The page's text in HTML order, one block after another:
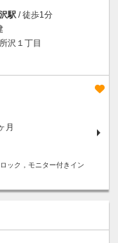
駅 / 徒歩1分
沢１丁目
月
ック，モニター付きイン